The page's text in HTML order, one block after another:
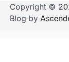
Copyright ©
Blog by